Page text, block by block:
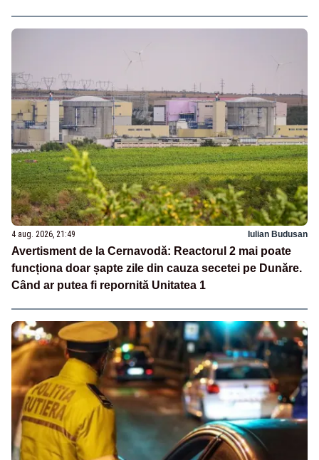
4 aug. 2026, 21:49 Iulian Budusan
Avertisment de la Cernavodă: Reactorul 2 mai poate
funcționa doar șapte zile din cauza secetei pe Dunăre.
Când ar putea fi repornită Unitatea 1